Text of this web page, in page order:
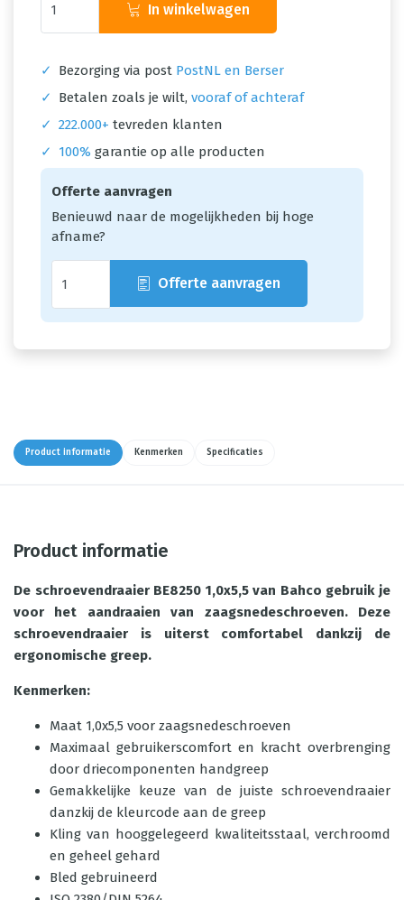
In winkelwagen
✓ Bezorging via post PostNL en Berser
✓
Betalen zoals je wilt, vooraf of achteraf
✓ 222.000+ tevreden klanten
✓
100% garantie op alle producten
Offerte aanvragen
Benieuwd naar de mogelijkheden bij hoge
afname?
Offerte aanvragen
Product informatie Kenmerken Specificaties
Product informatie
De schroevendraaier BE8250 1,0x5,5 van Bahco gebruik je
voor het aandraaien van zaagsnedeschroeven. Deze
schroevendraaier is uiterst comfortabel dankzij de
ergonomische greep.
Kenmerken:
Maat 1,0x5,5 voor zaagsnedeschroeven
Maximaal gebruikerscomfort en kracht overbrenging
door driecomponenten handgreep
Gemakkelijke keuze van de juiste schroevendraaier
danzkij de kleurcode aan de greep
Kling van hooggelegeerd kwaliteitsstaal, verchroomd
en geheel gehard
Bled gebruineerd